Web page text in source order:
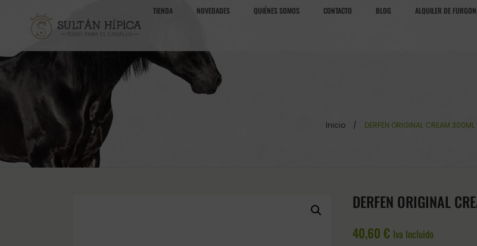
TIENDA NOVEDADES QUIÉNES SOMOS CONTACTO BLOG ALQUILER DE
Inicio / DERFEN ORIGINAL CREAM 300ML
DERFEN ORIGINAL
40,60€ Iva Incluido